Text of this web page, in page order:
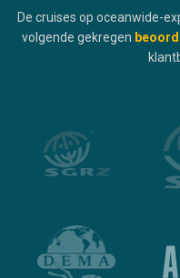
De cruises op oceanwide-
volgende gekregen